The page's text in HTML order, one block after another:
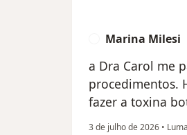
Marina Milesi
a Dra Carol me
procedimentos.
fazer a toxina
3 de julho de 2026 •